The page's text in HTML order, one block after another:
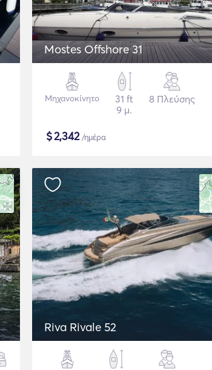
Mostes Offshore 31
Μηχανοκίνητο
31 ft
9 μ.
8 Πλεύσης
$2,342/ημέρα
Riva Rivale 52